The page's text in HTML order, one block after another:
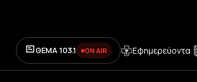
ΘΕΜΑ 103.1 ON AIR Εφημερεύοντα